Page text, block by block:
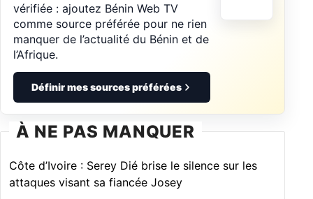
vérifiée : ajoutez Bénin Web TV
comme source préférée pour ne rien
manquer de l’actualité du Bénin et de
l’Afrique.
Définir mes sources préférées
À NE PAS MANQUER
Côte d’Ivoire : Serey Dié brise le silence sur les
attaques visant sa fiancée Josey